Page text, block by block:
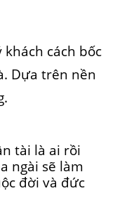
cách bốc
Dựa trên nền
tài là ai rồi
ngài sẽ làm
đời và đức